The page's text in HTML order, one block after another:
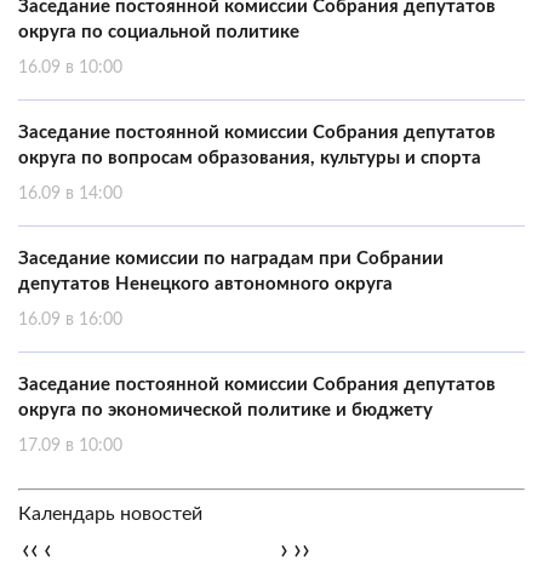
Заседание постоянной комиссии Собрания депутатов
округа по социальной политике
16.09 в 10:00
Заседание постоянной комиссии Собрания депутатов
округа по вопросам образования, культуры и спорта
16.09 в 14:00
Заседание комиссии по наградам при Собрании
депутатов Ненецкого автономного округа
16.09 в 16:00
Заседание постоянной комиссии Собрания депутатов
округа по экономической политике и бюджету
17.09 в 10:00
Календарь новостей
‹‹ ‹ › ››